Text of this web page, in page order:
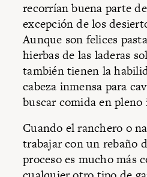
recorrían buena parte
excepción de los
Aunque son felices
hierbas de las laderas
también tienen la
cabeza inmensa para
buscar comida en
Cuando el ranchero o
trabajar con un rebaño
proceso es mucho más